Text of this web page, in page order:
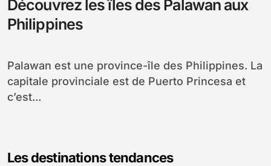
Découvrez les îles des Palawan aux
Philippines
Palawan est une province-île des Philippines. La
capitale provinciale est de Puerto Princesa et
c’est...
Les destinations tendances